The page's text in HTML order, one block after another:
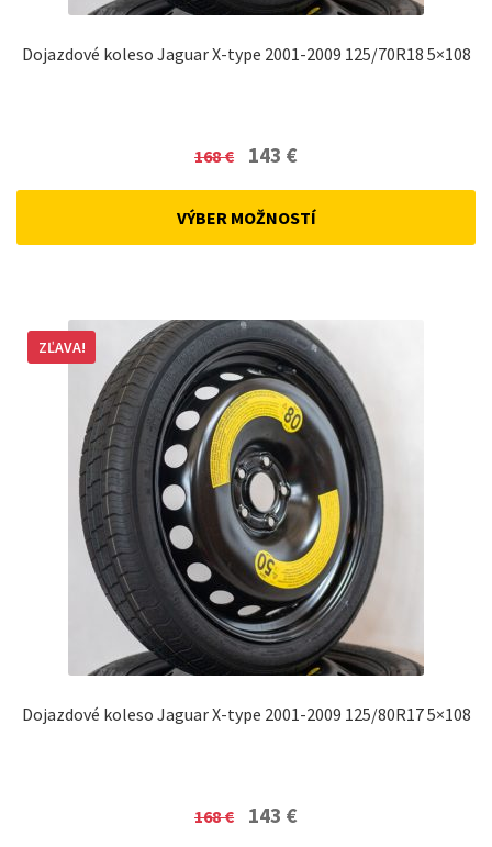
Dojazdové koleso Jaguar X-type 2001-2009 125/70R18 5×108
168€
Original
was:
143 €Current
VÝBER MOŽNOSTÍ
Dojazdové koleso Jaguar X-type 2001-2009 125/80R17 5×108
ZĽAVA!
168€
Original
143 €Current